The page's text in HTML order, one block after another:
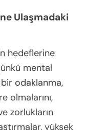
Ulaşmadaki
hedeflerine
mental
bir odaklanma,
olmalarını,
zorlukların
yüksek